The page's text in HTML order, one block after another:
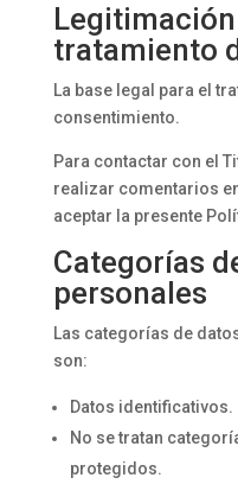
tratamiento
La base legal para el
consentimiento.
Para contactar con el
realizar comentarios
aceptar la presente
Categorías
personales
Las categorías de
son:
Datos identificativos.
No se tratan
protegidos.